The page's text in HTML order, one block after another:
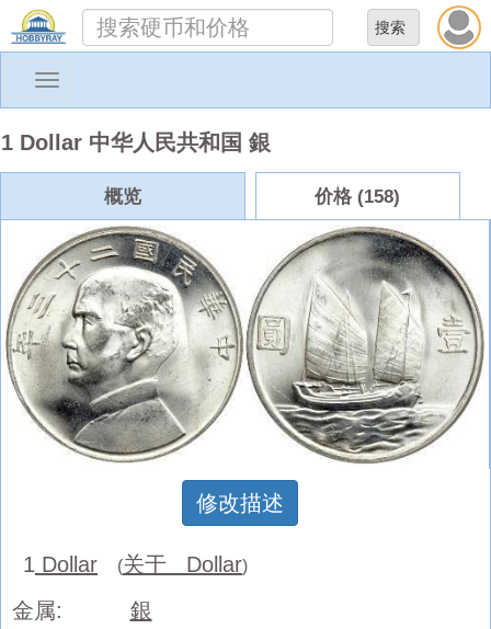
Toggle
1 Dollar 中华人民共和国 銀
概览 价格 (158)
修改描述
1 Dollar (关于 Dollar)
金属:
銀